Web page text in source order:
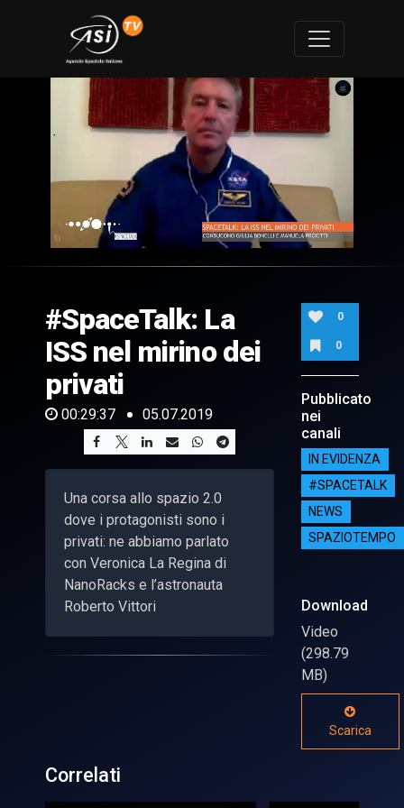
of
37
seconds
#SpaceTalk: La
ISS nel mirino dei
privati
00:29:37 05.07.2019
Una corsa allo spazio 2.0
dove i protagonisti sono i
privati: ne abbiamo parlato
con Veronica La Regina di
NanoRacks e l’astronauta
Roberto Vittori
0
0
Pubblicato
nei
canali
IN EVIDENZA
#SPACETALK
NEWS
SPAZIOTEMPO
Download
Video
(298.79
MB)
Scarica
Correlati